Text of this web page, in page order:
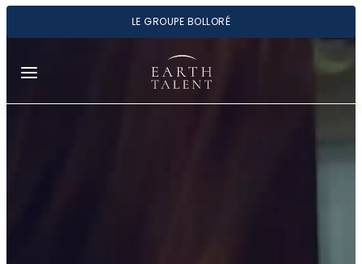
contenu
LE GROUPE BOLLORÉ
Panneau de gestion des cookies